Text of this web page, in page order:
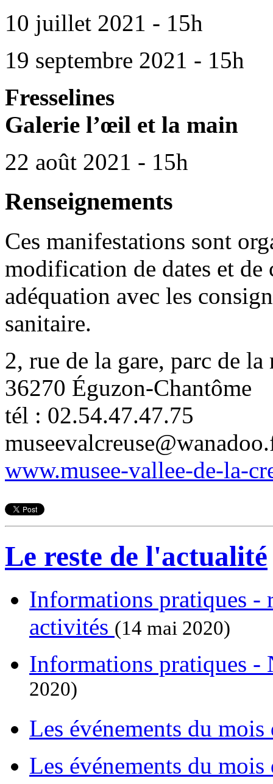
10 juillet 2021 - 15h
19 septembre 2021 - 15h
Fresselines
Galerie l’œil et la main
22 août 2021 - 15h
Renseignements
Ces manifestations sont
modification de dates et de
adéquation avec les
sanitaire.
2, rue de la gare, parc de la
36270 Éguzon-Chantôme
tél : 02.54.47.47.75
www.musee-vallee-de-la-
Le reste de l'actualité
Informations pratiques -
activités (14 mai 2020)
Informations pratiques
2020)
Les événements du
Les événements du